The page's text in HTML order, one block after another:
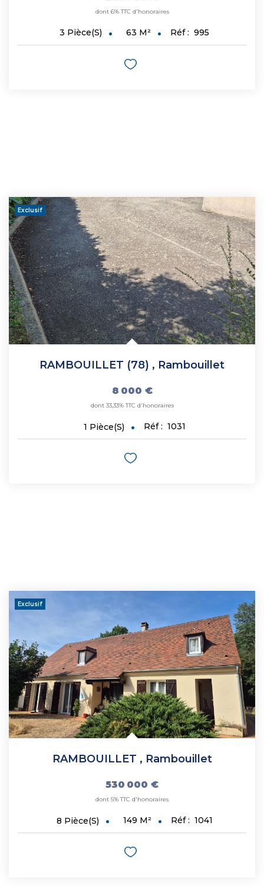
dont 6% TTC d'honoraires
3 Pièce(s) 63 M² Réf : 995
Exclusif
RAMBOUILLET (78) , Rambouillet
8 000 €
dont 33,33% TTC d'honoraires
1 Pièce(s) Réf : 1031
Exclusif
RAMBOUILLET , Rambouillet
530 000 €
dont 5% TTC d'honoraires
8 Pièce(s) 149 M² Réf : 1041